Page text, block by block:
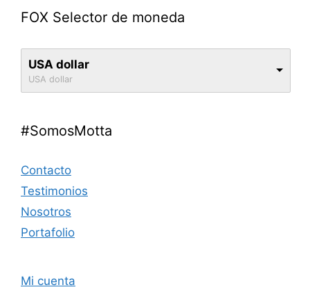
FOX Selector de moneda
USA dollar
USA dollar
#SomosMotta
Contacto
Testimonios
Nosotros
Portafolio
Mi cuenta